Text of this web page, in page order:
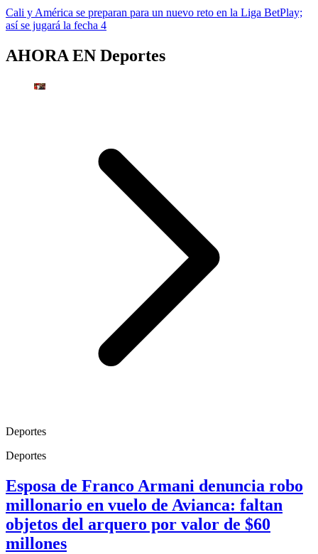
Cali y América se preparan para un nuevo reto en la Liga BetPlay;
así se jugará la fecha 4
AHORA EN Deportes
Deportes
Deportes
Esposa de Franco Armani denuncia robo
millonario en vuelo de Avianca: faltan
objetos del arquero por valor de $60
millones